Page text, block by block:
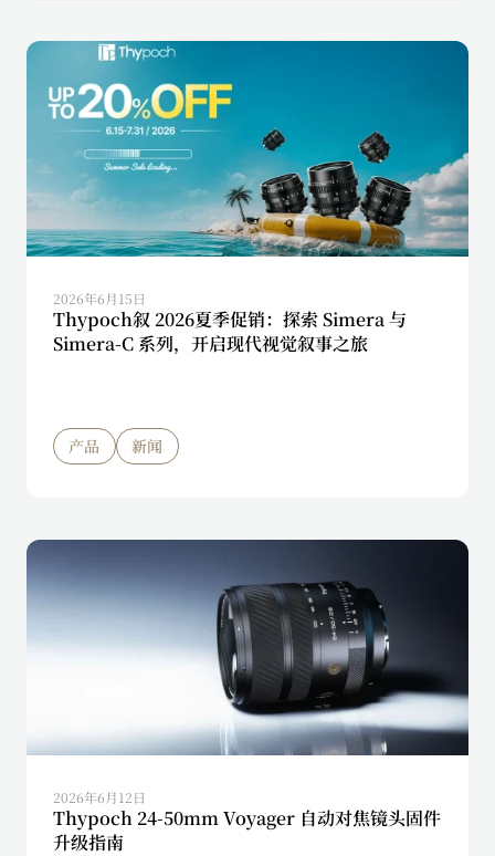
2026年6月15日
Thypoch叙 2026夏季促销：探索 Simera 与
Simera-C 系列，开启现代视觉叙事之旅
产品 新闻
2026年6月12日
Thypoch 24-50mm Voyager 自动对焦镜头固件
升级指南